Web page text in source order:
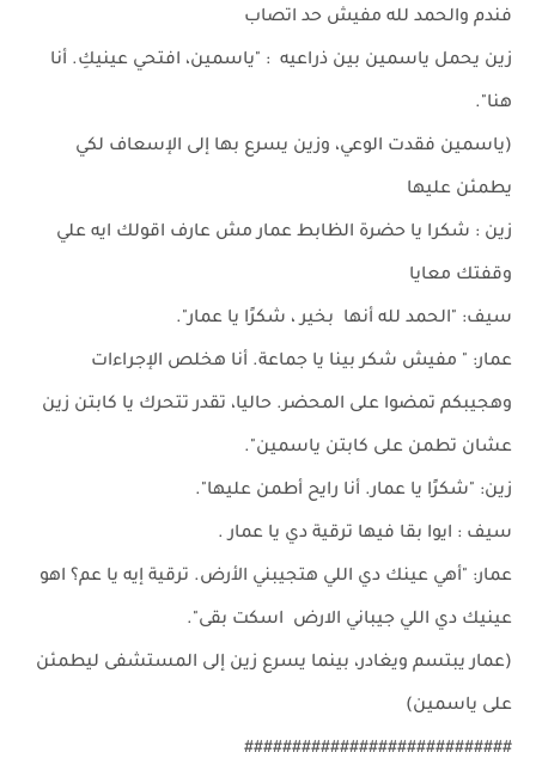
فندم والحمد لله مفيش حد اتصاب
زين يحمل ياسمين بين ذراعيه : "ياسمين، افتحي عينيكِ. أنا
هنا".
(ياسمين فقدت الوعي، وزين يسرع بها إلى الإسعاف لكي
يطمئن عليها
زين : شكرا يا حضرة الظابط عمار مش عارف اقولك ايه علي
وقفتك معايا
سيف: "الحمد لله أنها بخير ، شكرًا يا عمار".
عمار: " مفيش شكر بينا يا جماعة. أنا هخلص الإجراءات
وهجيبكم تمضوا على المحضر. حاليا، تقدر تتحرك يا كابتن زين
عشان تطمن على كابتن ياسمين".
زين: "شكرًا يا عمار. أنا رايح أطمن عليها".
سيف : ايوا بقا فيها ترقية دي يا عمار .
عمار: "أهي عينك دي اللي هتجيبني الأرض. ترقية إيه يا عم؟ اهو
عينيك دي اللي جيباني الارض اسكت بقى".
(عمار يبتسم ويغادر، بينما يسرع زين إلى المستشفى ليطمئن
على ياسمين)
############################